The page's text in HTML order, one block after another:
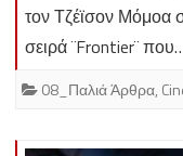
τον Τζέϊσον Μόμοα
σειρά ¨Frontier¨
08_Παλιά Άρθρα,